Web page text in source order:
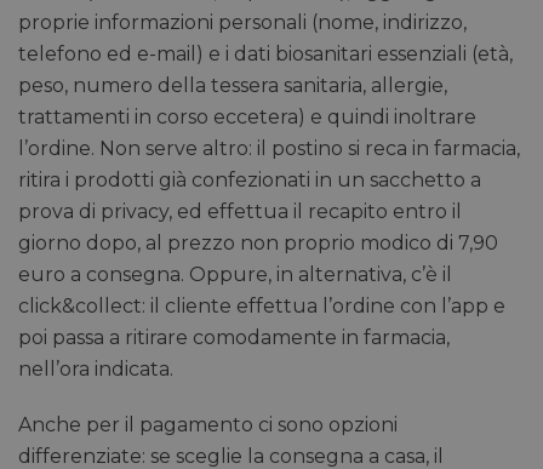
proprie informazioni personali (nome, indirizzo,
telefono ed e-mail) e i dati biosanitari essenziali (età,
peso, numero della tessera sanitaria, allergie,
trattamenti in corso eccetera) e quindi inoltrare
l’ordine. Non serve altro: il postino si reca in farmacia,
ritira i prodotti già confezionati in un sacchetto a
prova di privacy, ed effettua il recapito entro il
giorno dopo, al prezzo non proprio modico di 7,90
euro a consegna. Oppure, in alternativa, c’è il
click&collect: il cliente effettua l’ordine con l’app e
poi passa a ritirare comodamente in farmacia,
nell’ora indicata.
Anche per il pagamento ci sono opzioni
differenziate: se sceglie la consegna a casa, il